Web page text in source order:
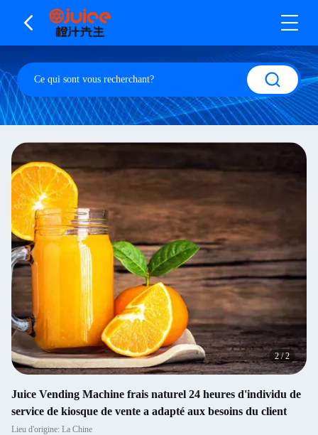
2/2
Juice Vending Machine frais naturel 24 heures d'individu de
service de kiosque de vente a adapté aux besoins du client
Lieu d'origine: La Chine